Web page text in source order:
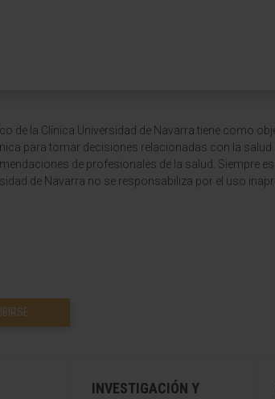
de la Clínica Universidad de Navarra tiene como
para tomar decisiones relacionadas con la
de profesionales de la salud. Siempre
de Navarra no se responsabiliza por el uso
INVESTIGACIÓN Y